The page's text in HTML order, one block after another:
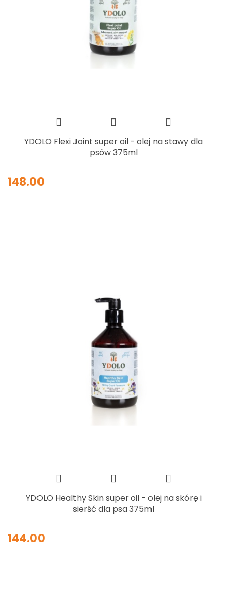
YDOLO Flexi Joint super oil - olej na stawy dla
psów 375ml
148.00
YDOLO Healthy Skin super oil - olej na skórę i
sierść dla psa 375ml
144.00